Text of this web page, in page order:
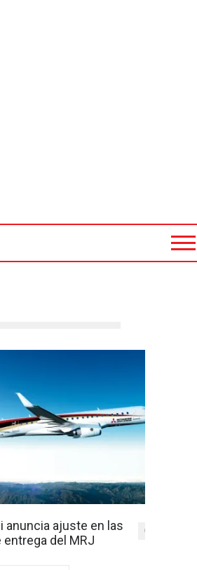
anuncia ajuste en las
del MRJ
0